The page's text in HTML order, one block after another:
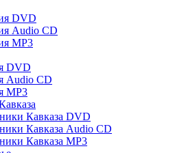
DVD
Audio CD
MP3
DVD
Audio CD
MP3
Кавказа DVD
Кавказа Audio CD
Кавказа MP3